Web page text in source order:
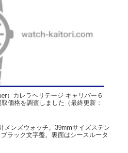
）カレラヘリテージ キャリバー６
価格を調査しました（最終更新：
メンズウォッチ。39mmサイズステン
ラック文字盤。裏面はシースルータ